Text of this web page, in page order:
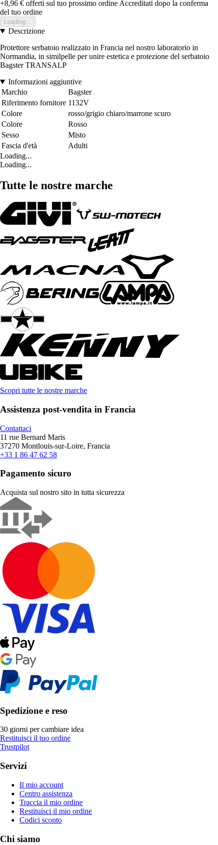
+8,96 € offerti sul tuo prossimo ordine Accreditati dopo la conferma
del tuo ordine
Loading...
Descrizione
Protettore serbatoio realizzato in Francia nel nostro laboratorio in
Normandia, in similpelle per unire estetica e protezione del serbatoio
Bagster TRANSALP
Informazioni aggiuntive
Marchio
Bagster
Riferimento fornitore 1132V
Colore
rosso/grigio chiaro/marrone scuro
Colore
Rosso
Sesso
Misto
Fascia d'età
Adulti
Loading...
Loading...
Tutte le nostre marche
Scopri tutte le nostre marche
Assistenza post-vendita in Francia
Contattaci
11 rue Bernard Maris
37270 Montlouis-sur-Loire, Francia
+33 1 86 47 62 58
Pagamento sicuro
Acquista sul nostro sito in tutta sicurezza
Spedizione e reso
30 giorni per cambiare idea
Restituisci il tuo ordine
Trustpilot
Servizi
Il mio account
Centro assistenza
Traccia il mio ordine
Restituisci il mio ordine
Codici sconto
Chi siamo